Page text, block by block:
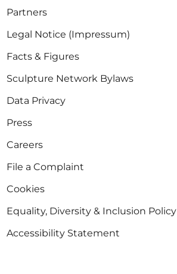
Partners
Legal Notice (Impressum)
Facts & Figures
Sculpture Network Bylaws
Data Privacy
Press
Careers
File a Complaint
Cookies
Equality, Diversity & Inclusion Policy
Accessibility Statement